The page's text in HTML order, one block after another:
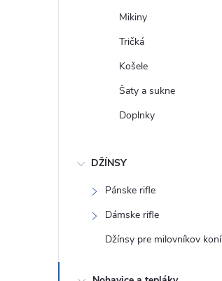
Mikiny
Tričká
Košele
Šaty a sukne
Doplnky
DŽÍNSY
Pánske rifle
Dámske rifle
Džínsy pre milovníkov koní